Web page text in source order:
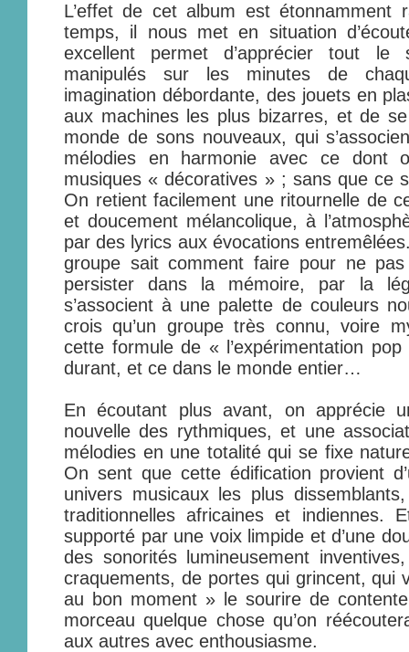
L’effet de cet album est étonnamment
temps, il nous met en situation
excellent permet d’apprécier tout
manipulés sur les minutes de
imagination débordante, des jouets en
aux machines les plus bizarres, et de se
monde de sons nouveaux, qui
mélodies en harmonie avec ce dont
musiques « décoratives » ; sans que ce
On retient facilement une ritournelle de
et doucement mélancolique, à
par des lyrics aux évocations
groupe sait comment faire pour ne
persister dans la mémoire, par la
s’associent à une palette de couleurs
crois qu’un groupe très connu, voire
cette formule de « l’expérimentation
durant, et ce dans le monde entier…
En écoutant plus avant, on apprécie
nouvelle des rythmiques, et une
mélodies en une totalité qui se fixe
On sent que cette édification provient
univers musicaux les plus
traditionnelles africaines et indiennes.
supporté par une voix limpide et d’une
des sonorités lumineusement
craquements, de portes qui grincent, qui
au bon moment » le sourire de
morceau quelque chose qu’on
aux autres avec enthousiasme.